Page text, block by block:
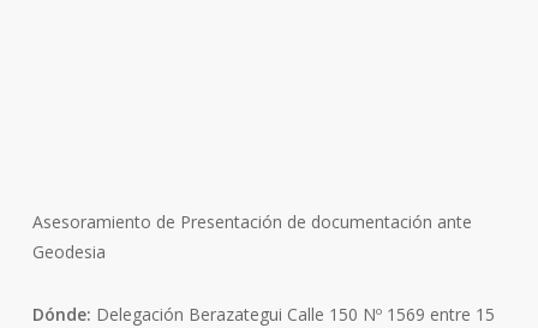
Asesoramiento de Presentación de documentación ante
Geodesia
Dónde: Delegación Berazategui Calle 150 Nº 1569 entre 15